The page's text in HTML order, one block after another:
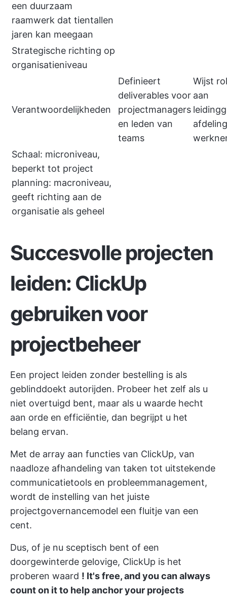
een duurzaam
raamwerk dat tientallen
jaren kan meegaan
Strategische richting op
organisatieniveau
Verantwoordelijkheden
Definieert
deliverables voor
projectmanagers
en leden van
teams
Wijst
aan
Schaal: microniveau,
beperkt tot project
planning: macroniveau,
geeft richting aan de
organisatie als geheel
Succesvolle projecten
leiden: ClickUp
gebruiken voor
projectbeheer
Een project leiden zonder bestelling is als
geblinddoekt autorijden. Probeer het zelf als u
niet overtuigd bent, maar als u waarde hecht
aan orde en efficiëntie, dan begrijpt u het
belang ervan.
Met de array aan functies van ClickUp, van
naadloze afhandeling van taken tot uitstekende
communicatietools en probleemmanagement,
wordt de instelling van het juiste
projectgovernancemodel een fluitje van een
cent.
Dus, of je nu sceptisch bent of een
doorgewinterde gelovige, ClickUp is het
proberen waard ! It's free, and you can always
count on it to help anchor your projects